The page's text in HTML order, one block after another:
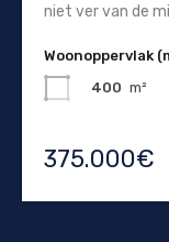
niet ver van de
Woonoppervlak
400 m²
375.000€